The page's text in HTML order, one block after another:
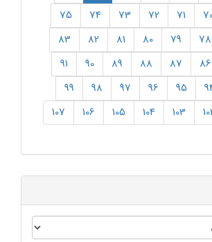
71
72
73
74
75
78
79
80
81
82
83
86
87
88
89
90
91
95
96
97
98
99
103
104
105
106
107